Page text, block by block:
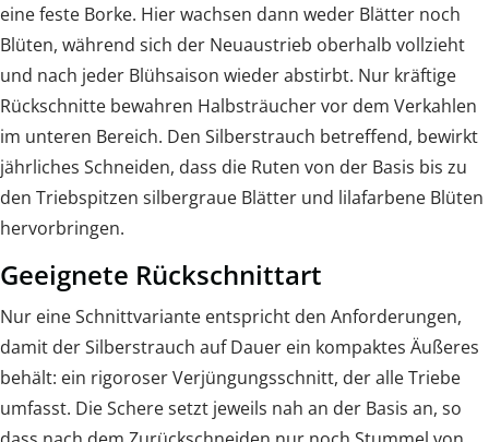
eine feste Borke. Hier wachsen dann weder Blätter noch
Blüten, während sich der Neuaustrieb oberhalb vollzieht
und nach jeder Blühsaison wieder abstirbt. Nur kräftige
Rückschnitte bewahren Halbsträucher vor dem Verkahlen
im unteren Bereich. Den Silberstrauch betreffend, bewirkt
jährliches Schneiden, dass die Ruten von der Basis bis zu
den Triebspitzen silbergraue Blätter und lilafarbene Blüten
hervorbringen.
Geeignete Rückschnittart
Nur eine Schnittvariante entspricht den Anforderungen,
damit der Silberstrauch auf Dauer ein kompaktes Äußeres
behält: ein rigoroser Verjüngungsschnitt, der alle Triebe
umfasst. Die Schere setzt jeweils nah an der Basis an, so